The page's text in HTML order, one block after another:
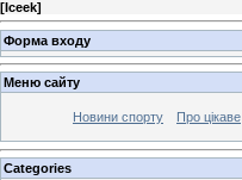
[Iceek]
Форма входу
Меню сайту
Новини спорту Про цікаве
Categories